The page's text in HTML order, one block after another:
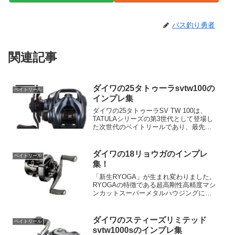
バス釣り勇者
関連記事
ベイトリール
ダイワの25タトゥーラsvtw100の
インプレ集
ダイワの25タトゥーラSV TW 100は、
TATULAシリーズの第3世代として登場し
た次世代のベイトリールであり、最先端
的な遠投性能とトラブルレス性能を高次
元で両立し...
ベイトリール
ダイワの18リョウガのインプレ
集！
「新生RYOGA」が生まれ変わりました。
RYOGAの特徴である超高剛性高精度マシ
ンカットスーパーメタルハウジングに独
能を追求しました。そして、従来の釣り
を超える巻き感度...
ベイトリール
ダイワのスティーズリミテッド
svtw1000sのインプレ集